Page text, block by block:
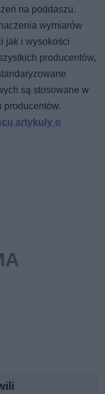
na poddaszu.
wymiarów
jak i wysokości
producentów,
są stosowane w
producentów.
artykuły o